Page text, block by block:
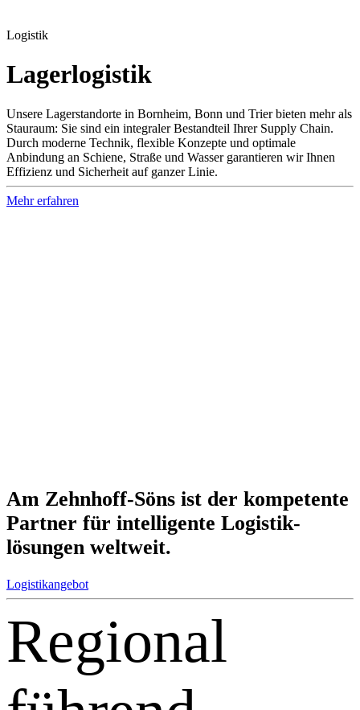
Logistik
Lager­logistik
Unsere Lagerstandorte in Bornheim, Bonn und Trier bieten mehr als
Stauraum: Sie sind ein integraler Bestandteil Ihrer Supply Chain.
Durch moderne Technik, flexible Konzepte und optimale
Anbindung an Schiene, Straße und Wasser garantieren wir Ihnen
Effizienz und Sicherheit auf ganzer Linie.
Mehr erfahren
Am Zehnhoff-Söns ist der kom­petente
Partner für intel­ligente Logistik­
lösungen weltweit.
Logistikangebot
Regional